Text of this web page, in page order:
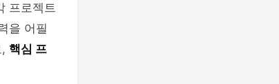
프로젝트
을 어필
핵심 프